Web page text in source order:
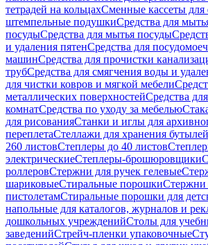
тетрадей на кольцахСменные кассеты для
штемпельные подушкиСредства для
посудыСредства для мытья посуды
и удаления пятенСредства для
машинСредства для прочистки
трубСредства для смягчения воды и
для чистки ковров и мягкой мебели
металлических поверхностейСредства
комнатСредства по уходу за мебелью
для рисованияСтанки и иглы для
переплетаСтеллажи для хранения
260 листовСтеплеры до 40 листов
электрическиеСтеплеры-брошюровщики
роллеровСтержни для ручек гелевые
шариковыеСтиральные порошкиСтержни
пистолетамСтиральные порошки для
напольные для каталогов, журналов и
дошкольных учрежденийСтолы для
заведенийСтрейч-пленки упаковочные